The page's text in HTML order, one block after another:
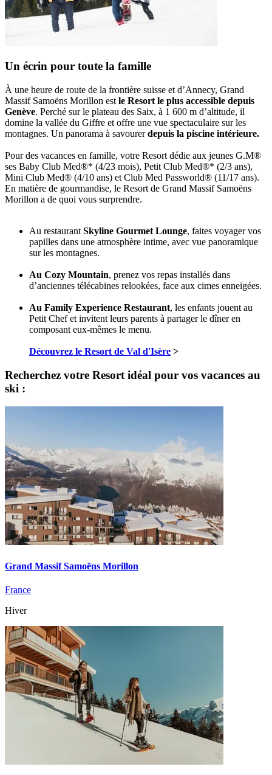
Un écrin pour toute la famille
À une heure de route de la frontière suisse et d’Annecy, Grand
Massif Samoëns Morillon est le Resort le plus accessible depuis
Genève. Perché sur le plateau des Saix, à 1 600 m d’altitude, il
domine la vallée du Giffre et offre une vue spectaculaire sur les
montagnes. Un panorama à savourerdepuis la piscine intérieure.
Pour des vacances en famille, votre Resort dédie aux jeunes G.M®
ses Baby Club Med®* (4/23 mois), Petit Club Med®* (2/3 ans),
Mini Club Med® (4/10 ans) et Club Med Passworld® (11/17 ans).
En matière de gourmandise, le Resort de Grand Massif Samoëns
Morillon a de quoi vous surprendre.
Au restaurant Skyline Gourmet Lounge, faites voyager vos
papilles dans une atmosphère intime, avec vue panoramique
sur les montagnes.
Au Cozy Mountain, prenez vos repas installés dans
d’anciennes télécabines relookées, face aux cimes enneigées.
Au Family Experience Restaurant, les enfants jouent au
Petit Chef et invitent leurs parents à partager le dîner en
composant eux-mêmes le menu.
Découvrez le Resort de Val d'Isère >
Recherchez votre Resort idéal pour vos vacances au
ski :
Grand Massif Samoëns Morillon
France
Hiver